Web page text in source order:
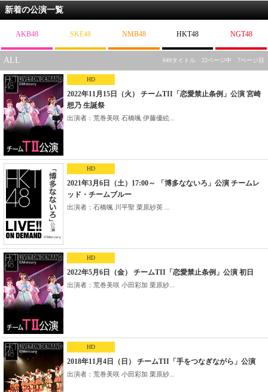
新着の公演一覧
AKB48 SKE48 NMB48 HKT48 NGT48
ALL 649タイトル 22ページ中 7ページ目
HD
2022年11月15日（火） チームTII「恋愛禁止条例」公演 宮崎
想乃 生誕祭
出演者：荒巻美咲 石橋颯 伊藤優絵...
HD
2021年3月6日（土）17:00～ 「博多なないろ」公演 チームレ
ッド・チームブルー
出演者：石橋颯 川平聖 栗原紗英 ...
HD
2022年5月6日（金） チームTII「恋愛禁止条例」公演 初日
出演者：荒巻美咲 小田彩加 栗原紗...
HD
2018年11月4日（日） チームTII「手をつなぎながら」公演
出演者：荒巻美咲 小田彩加 栗原紗...